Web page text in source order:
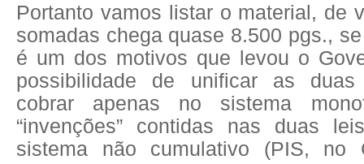
Portanto vamos listar o material, de
somadas chega quase 8.500 pgs.,
é um dos motivos que levou o
possibilidade de unificar as duas
cobrar apenas no sistema
“invenções” contidas nas duas
sistema não cumulativo (PIS, no